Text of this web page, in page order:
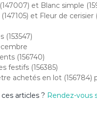
et Blanc simple
et Fleur de cerisier
(156740)
festifs (156385)
achetés en lot (156784)
articles ? Rendez-vous